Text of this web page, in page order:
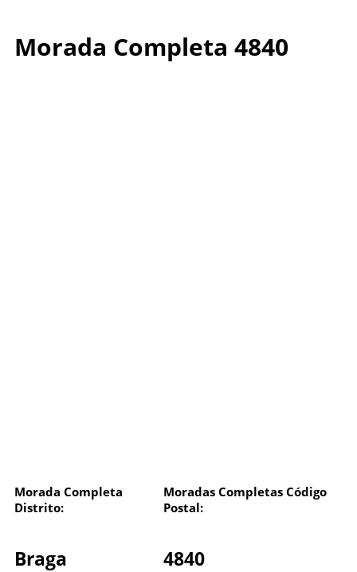
Morada Completa 4840
Morada Completa
Distrito:
Moradas Completas Código
Postal:
Braga 4840